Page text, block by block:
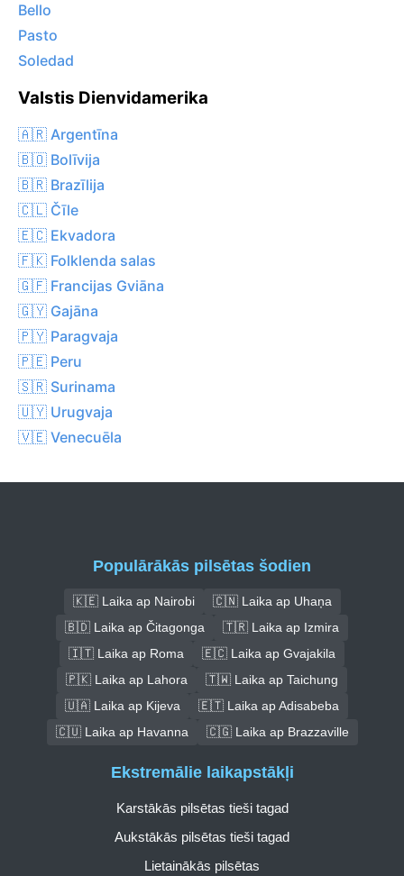
Bello
Pasto
Soledad
Valstis Dienvidamerika
🇦🇷 Argentīna
🇧🇴 Bolīvija
🇧🇷 Brazīlija
🇨🇱 Čīle
🇪🇨 Ekvadora
🇫🇰 Folklenda salas
🇬🇫 Francijas Gviāna
🇬🇾 Gajāna
🇵🇾 Paragvaja
🇵🇪 Peru
🇸🇷 Surinama
🇺🇾 Urugvaja
🇻🇪 Venecuēla
Populārākās pilsētas šodien
🇰🇪 Laika ap Nairobi
🇨🇳 Laika ap Uhaņa
🇧🇩 Laika ap Čitagonga
🇹🇷 Laika ap Izmira
🇮🇹 Laika ap Roma
🇪🇨 Laika ap Gvajakila
🇵🇰 Laika ap Lahora
🇹🇼 Laika ap Taichung
🇺🇦 Laika ap Kijeva
🇪🇹 Laika ap Adisabeba
🇨🇺 Laika ap Havanna
🇨🇬 Laika ap Brazzaville
Ekstremālie laikapstākļi
Karstākās pilsētas tieši tagad
Aukstākās pilsētas tieši tagad
Lietainākās pilsētas